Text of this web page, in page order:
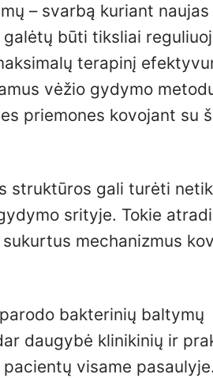
– svarbą kuriant
būti tiksliai
terapinį
vėžio gydymo
priemones kovojant su
struktūros gali turėti
srityje. Tokie
mechanizmus
bakterinių baltymų
daugybė klinikinių ir
visame